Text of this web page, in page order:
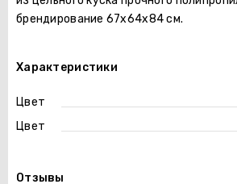
брендирование 67х64х84 см.
Характеристики
Цвет
Цвет
Отзывы